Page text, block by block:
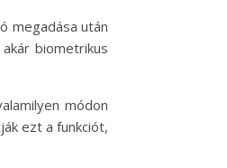
megadása után
biometrikus
módon
ezt a funkciót,